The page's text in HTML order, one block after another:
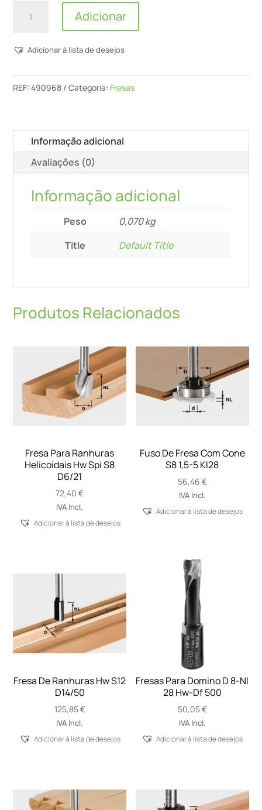
Quantidade
De
Hw
Adicionar
Adicionar á lista de desejos
REF:490968 Categoria: Fresas
Informação adicional
Avaliações (0)
Informação adicional
Peso
0,070 kg
Title
Default Title
Produtos Relacionados
Fresa Para Ranhuras
Helicoidais Hw Spi S8
D6/21
72,40€
IVA Incl.
Adicionar á lista de desejos
Fuso De Fresa Com Cone
S8 1,5-5 Kl28
56,46 €
IVA Incl.
Adicionar á lista de desejos
Fresa De Ranhuras Hw S12
D14/50
125,85€
IVA Incl.
Adicionar á lista de desejos
Fresas Para Domino D 8-Nl
28 Hw-Df 500
50,05€
IVA Incl.
Adicionar á lista de desejos